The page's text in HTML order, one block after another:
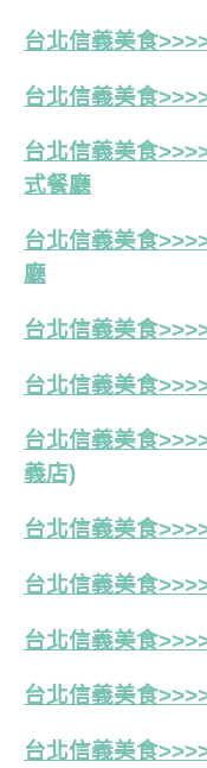
台北信義美食
台北信義美食
台北信義美食
式餐廳
台北信義美食
廳
台北信義美食
台北信義美食
台北信義美食
義店)
台北信義美食
台北信義美食
台北信義美食
台北信義美食
台北信義美食